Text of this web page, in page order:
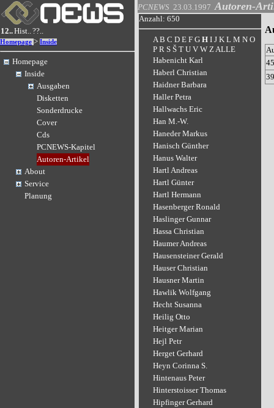
12..Hist..??..
Homepage > Inside
Homepage
Inside
Ausgaben
Disketten
Sonderdrucke
Cover
Cds
PCNEWS-Kapitel
Autoren-Artikel
About
Service
Planung
PCNEWS 23.03.1997 Autoren-
Anzahl: 650
A B C D E F G H I J K L M N O
P R S Š T U V W ZALLE
Habenicht Karl
Haberl Christian
Haidner Barbara
Haller Petra
Hallwachs Eric
Han M.-W.
Haneder Markus
Hanisch Günther
Hanus Walter
Hartl Andreas
Hartl Günter
Hartl Hermann
Hasenberger Ronald
Haslinger Gunnar
Hassa Christian
Haumer Andreas
Hausensteiner Gerald
Hauser Christian
Hausner Martin
Hawlik Wolfgang
Hecht Susanna
Heilig Otto
Heitger Marian
Hejl Petr
Herget Gerhard
Heyn Corinna S.
Hintenaus Peter
Hinterstoisser Thomas
Hipfinger Gerhard
45
39